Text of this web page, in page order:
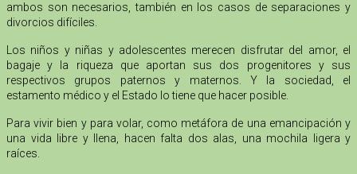
ambos son necesarios, también en los casos de separaciones y
divorcios difíciles.
Los niños y niñas y adolescentes merecen disfrutar del amor, el
bagaje y la riqueza que aportan sus dos progenitores y sus
respectivos grupos paternos y maternos. Y la sociedad, el
estamento médico y el Estado lo tiene que hacer posible.
Para vivir bien y para volar, como metáfora de una emancipación y
una vida libre y llena, hacen falta dos alas, una mochila ligera y
raíces.